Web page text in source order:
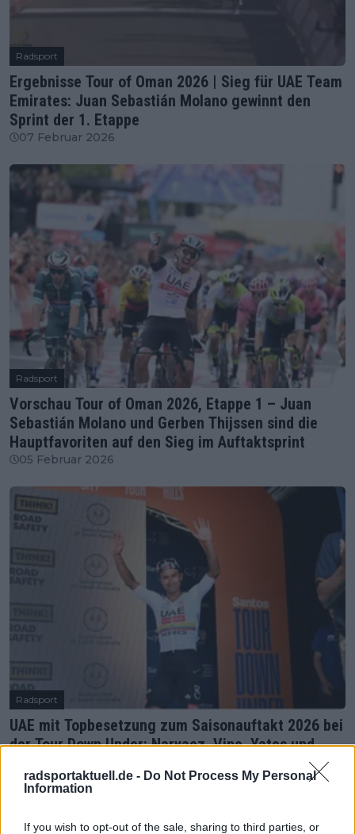
radsportaktuell.de - Do Not Process My Personal
Information
If you wish to opt-out of the sale, sharing to third parties, or
Radsport
Ergebnisse Tour of Oman 2026 | Sieg für UAE Team
Emirates: Juan Sebastián Molano gewinnt den
Sprint der 1. Etappe
07 Februar 2026
Radsport
Vorschau Tour of Oman 2026, Etappe 1 – Juan
Sebastián Molano und Gerben Thijssen sind die
Hauptfavoriten auf den Sieg im Auftaktsprint
05 Februar 2026
Radsport
UAE mit Topbesetzung zum Saisonauftakt 2026 bei
der Tour Down Under: Narvaez, Vine, Yates und
13 Januar 2026
Mehr Artikel